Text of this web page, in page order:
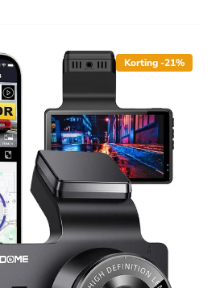
Korting -21%